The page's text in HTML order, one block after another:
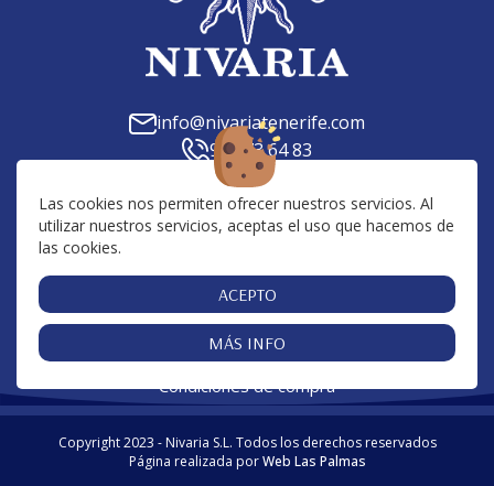
Las cookies nos permiten ofrecer nuestros servicios. Al
utilizar nuestros servicios, aceptas el uso que hacemos de
las cookies.
ACEPTO
MÁS INFO
info@nivariatenerife.com
922 73 64 83
C. Tilena, 23, 38639, Las Chafiras, Santa Cruz de
Tenerife
Av. San Francisco, 10, 38650, Los Cristianos, Santa
Centro Comercial San Blas, 38639, Golf del Sur,
Santa Cruz de Tenerife
Cookies|Aviso Legal|Política de Privacidad|
Condiciones de compra
Copyright 2023 - Nivaria S.L. Todos los derechos reservados
Página realizada porWeb Las Palmas